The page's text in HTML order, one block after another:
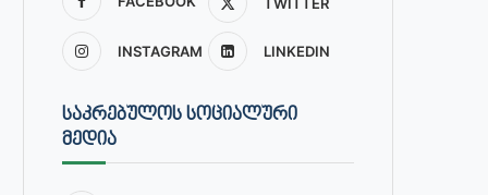
INSTAGRAM LINKEDIN
ᲡᲐᲙᲠᲔᲑᲣᲚᲝᲡ ᲡᲝᲪᲘᲐᲚᲣᲠᲘ
ᲛᲔᲓᲘᲐ